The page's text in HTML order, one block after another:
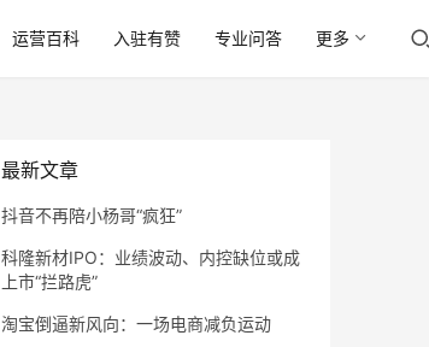
运营百科 入驻有赞 专业问答 更多
最新文章
抖音不再陪小杨哥“疯狂”
科隆新材IPO：业绩波动、内控缺位或成
上市“拦路虎”
淘宝倒逼新风向：一场电商减负运动